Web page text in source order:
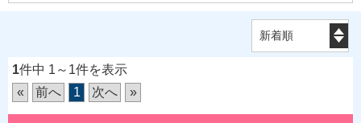
1件中 1～1件を表示
«
前へ 1 次へ »